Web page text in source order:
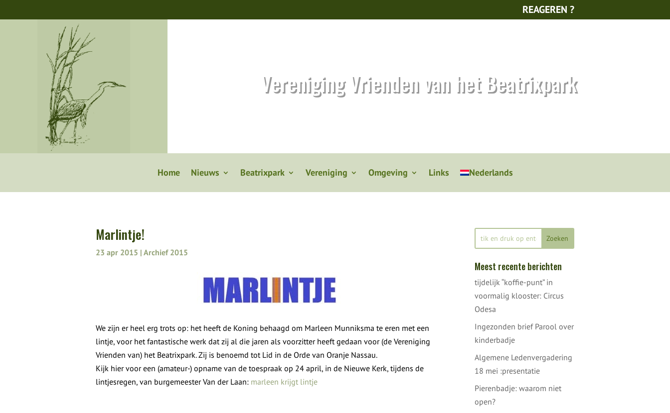
REAGEREN ?
Vereniging Vrienden van het Beatrixpark
Home Nieuws Beatrixpark Vereniging Omgeving Links Nederlands
Marlintje!
23 apr 2015 | Archief 2015
We zijn er heel erg trots op: het heeft de Koning behaagd om Marleen Munniksma te eren met een
lintje, voor het fantastische werk dat zij al die jaren als voorzitter heeft gedaan voor (de Vereniging
Vrienden van) het Beatrixpark. Zij is benoemd tot Lid in de Orde van Oranje Nassau.
Kijk hier voor een (amateur-) opname van de toespraak op 24 april, in de Nieuwe Kerk, tijdens de
lintjesregen, van burgemeester Van der Laan: marleen krijgt lintje
Meest recente berichten
tijdelijk “koffie-punt” in
voormalig klooster: Circus
Odesa
Ingezonden brief Parool over
kinderbadje
Algemene Ledenvergadering
18 mei :presentatie
Pierenbadje: waarom niet
open?